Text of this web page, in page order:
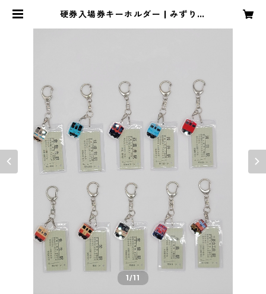
硬券入場券キーホルダー | みずりん
1/11